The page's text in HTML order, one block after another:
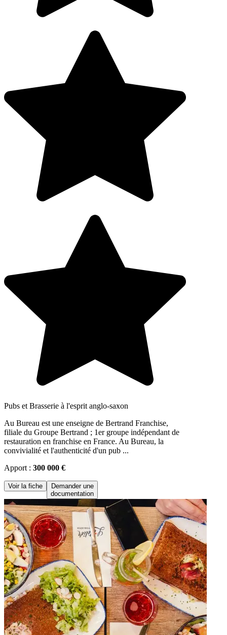
Pubs et Brasserie à l'esprit anglo-saxon
Au Bureau est une enseigne de Bertrand Franchise,
filiale du Groupe Bertrand ; 1er groupe indépendant de
restauration en franchise en France. Au Bureau, la
convivialité et l'authenticité d'un pub ...
Apport : 300 000 €
Voir la fiche
Demander une
documentation